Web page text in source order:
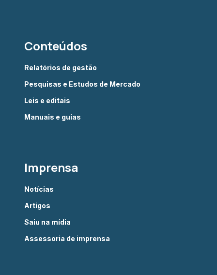
Conteúdos
Relatórios de gestão
Pesquisas e Estudos de Mercado
Leis e editais
Manuais e guias
Imprensa
Notícias
Artigos
Saiu na mídia
Assessoria de imprensa